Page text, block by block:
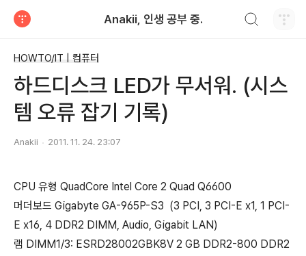
Anakii, 인생 공부 중.
HOWTO/IT | 컴퓨터
하드디스크 LED가 무서워. (시스
템 오류 잡기 기록)
Anakii 2011. 11. 24. 23:07
CPU 유형 QuadCore Intel Core 2 Quad Q6600
머더보드 Gigabyte GA-965P-S3 (3 PCI, 3 PCI-E x1, 1 PCI-
E x16, 4 DDR2 DIMM, Audio, Gigabit LAN)
램 DIMM1/3: ESRD28002GBK8V 2 GB DDR2-800 DDR2